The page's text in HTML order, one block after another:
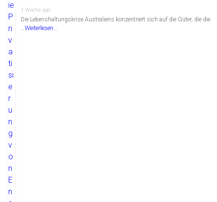
1 Woche ago
Die Lebenshaltungskrise Australiens konzentriert sich auf die Güter, die die
…Weiterlesen...